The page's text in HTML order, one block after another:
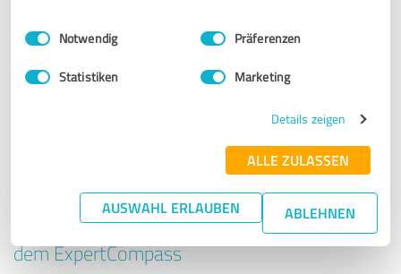
Impressum Datenschutzbestimmungen
Einwilligungsauswahl
Notwendig Präferenzen
Statistiken Marketing
Details zeigen
ALLE ZULASSEN
AUSWAHL ERLAUBEN ABLEHNEN
Anja Worm
Tipp: Die passenden Experten finden - mit
dem ExpertCompass